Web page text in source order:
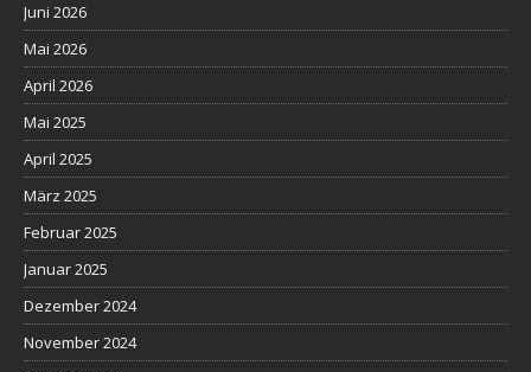
Juni 2026
Mai 2026
April 2026
Mai 2025
April 2025
März 2025
Februar 2025
Januar 2025
Dezember 2024
November 2024